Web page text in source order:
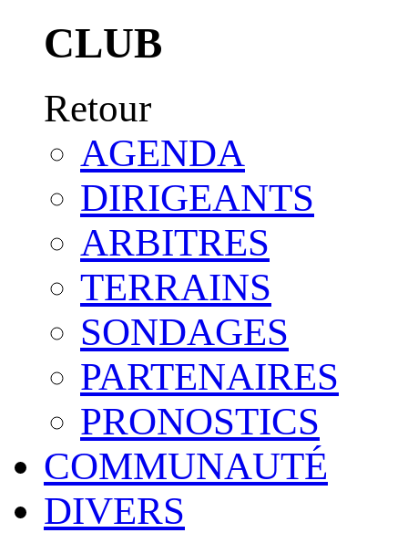
CLUB
Retour
AGENDA
DIRIGEANTS
ARBITRES
TERRAINS
SONDAGES
PARTENAIRES
PRONOSTICS
COMMUNAUTÉ
DIVERS